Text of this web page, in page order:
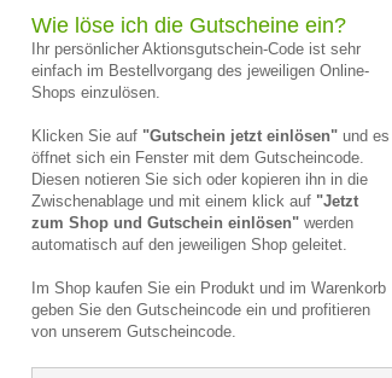
Wie löse ich die Gutscheine ein?
Ihr persönlicher Aktionsgutschein-Code ist sehr
einfach im Bestellvorgang des jeweiligen Online-
Shops einzulösen.
Klicken Sie auf "Gutschein jetzt einlösen" und es
öffnet sich ein Fenster mit dem Gutscheincode.
Diesen notieren Sie sich oder kopieren ihn in die
Zwischenablage und mit einem klick auf "Jetzt
zum Shop und Gutschein einlösen" werden
automatisch auf den jeweiligen Shop geleitet.
Im Shop kaufen Sie ein Produkt und im Warenkorb
geben Sie den Gutscheincode ein und profitieren
von unserem Gutscheincode.